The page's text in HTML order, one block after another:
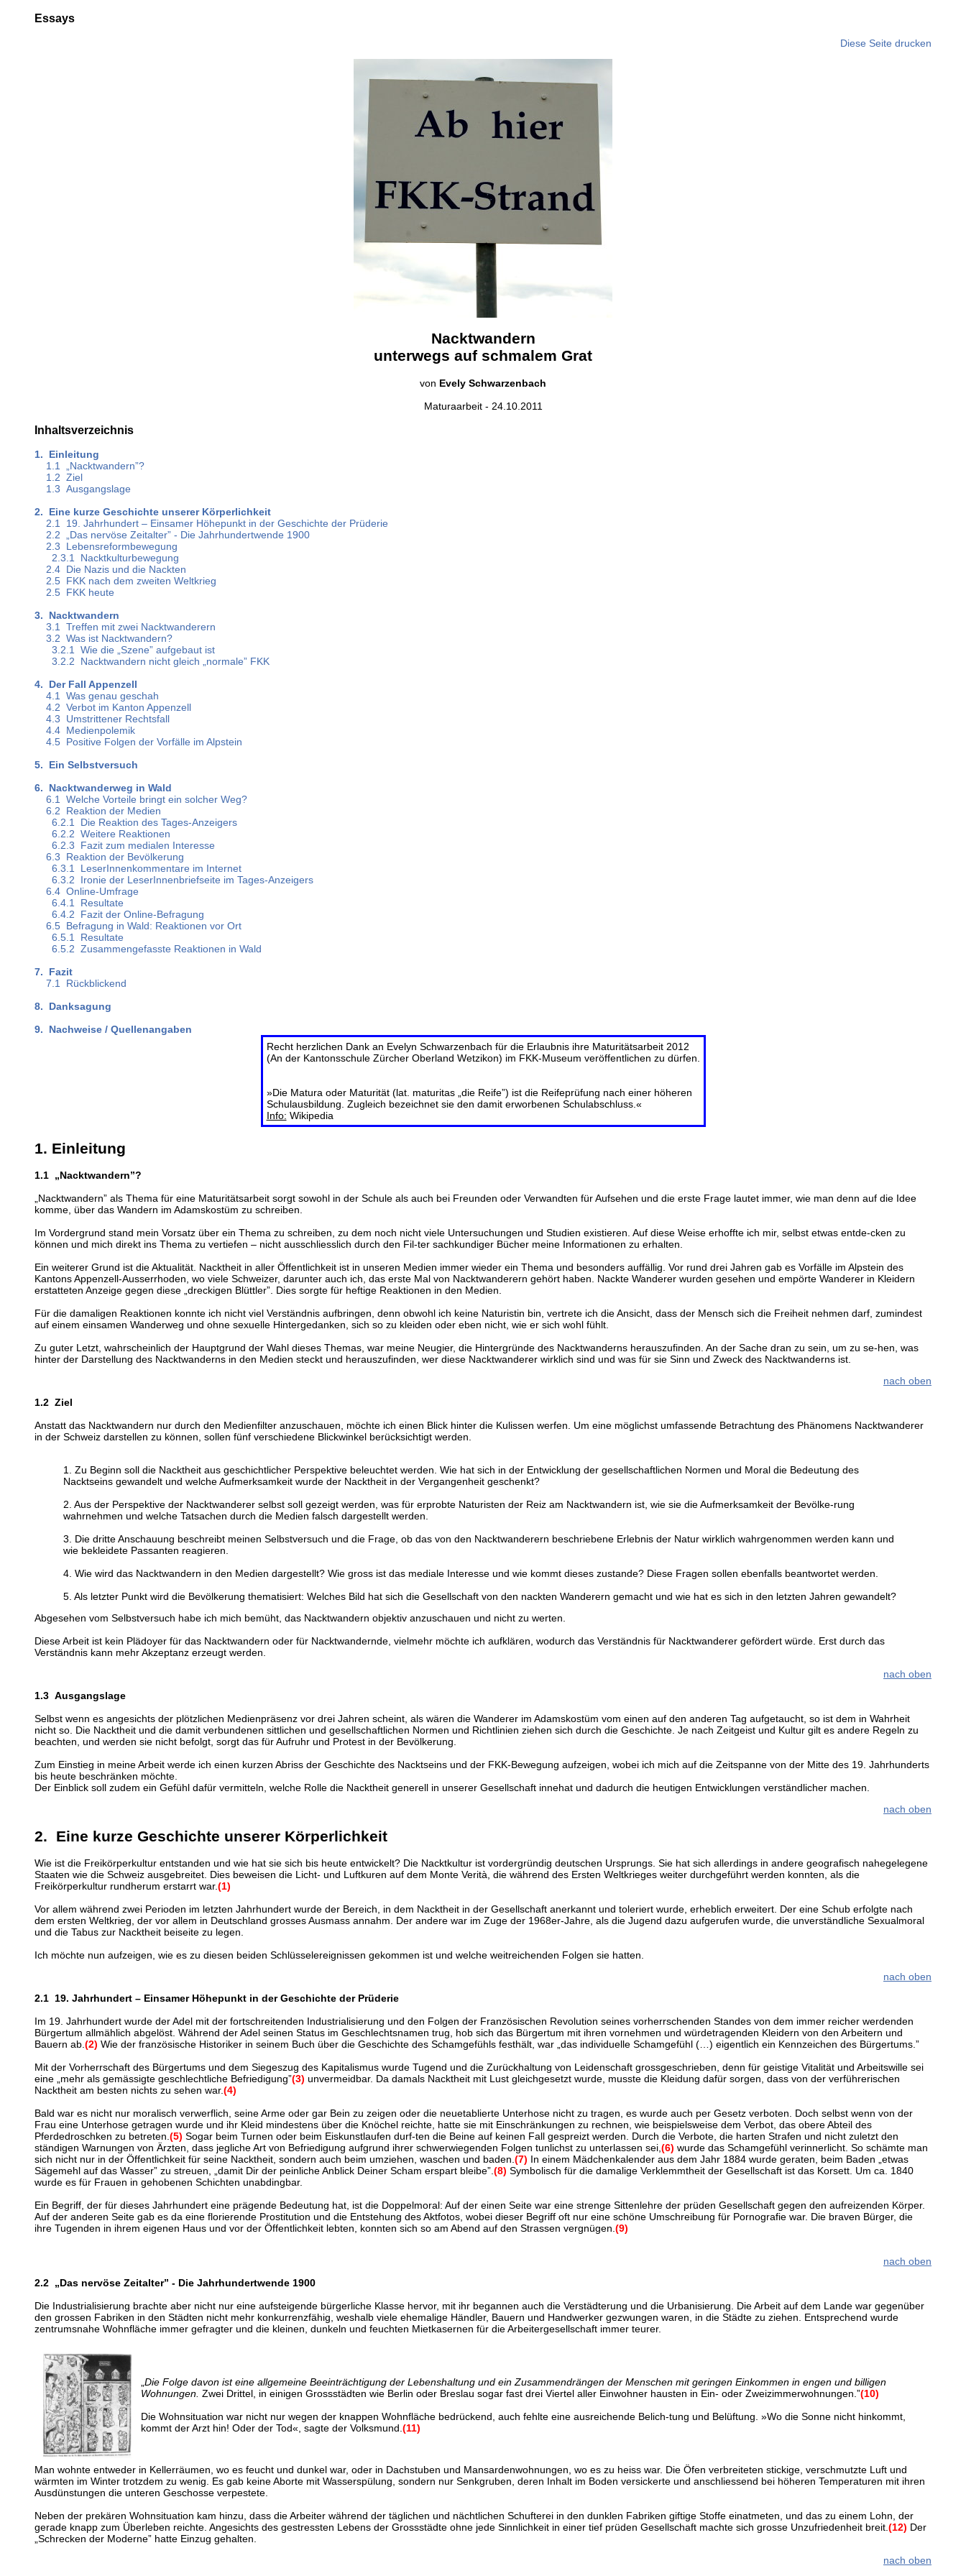
Essays
Diese Seite drucken
Nacktwandern
unterwegs auf schmalem Grat
von Evely Schwarzenbach
Maturaarbeit - 24.10.2011
Inhaltsverzeichnis
1. Einleitung
1.1 „Nacktwandern”?
1.2 Ziel
1.3 Ausgangslage
2. Eine kurze Geschichte unserer Körperlichkeit
2.1 19. Jahrhundert – Einsamer Höhepunkt in der Geschichte der Prüderie
2.2 „Das nervöse Zeitalter” - Die Jahrhundertwende 1900
2.3 Lebensreformbewegung
2.3.1 Nacktkulturbewegung
2.4 Die Nazis und die Nackten
2.5 FKK nach dem zweiten Weltkrieg
2.5 FKK heute
3. Nacktwandern
3.1 Treffen mit zwei Nacktwanderern
3.2 Was ist Nacktwandern?
3.2.1 Wie die „Szene” aufgebaut ist
3.2.2 Nacktwandern nicht gleich „normale” FKK
4. Der Fall Appenzell
4.1 Was genau geschah
4.2 Verbot im Kanton Appenzell
4.3 Umstrittener Rechtsfall
4.4 Medienpolemik
4.5 Positive Folgen der Vorfälle im Alpstein
5. Ein Selbstversuch
6. Nacktwanderweg in Wald
6.1 Welche Vorteile bringt ein solcher Weg?
6.2 Reaktion der Medien
6.2.1 Die Reaktion des Tages-Anzeigers
6.2.2 Weitere Reaktionen
6.2.3 Fazit zum medialen Interesse
6.3 Reaktion der Bevölkerung
6.3.1 LeserInnenkommentare im Internet
6.3.2 Ironie der LeserInnenbriefseite im Tages-Anzeigers
6.4 Online-Umfrage
6.4.1 Resultate
6.4.2 Fazit der Online-Befragung
6.5 Befragung in Wald: Reaktionen vor Ort
6.5.1 Resultate
6.5.2 Zusammengefasste Reaktionen in Wald
7. Fazit
7.1 Rückblickend
8. Danksagung
9. Nachweise / Quellenangaben
Recht herzlichen Dank an Evelyn Schwarzenbach für die Erlaubnis ihre Maturitätsarbeit 2012
(An der Kantonsschule Zürcher Oberland Wetzikon) im FKK-Museum veröffentlichen zu dürfen.
»Die Matura oder Maturität (lat. maturitas „die Reife”) ist die Reifeprüfung nach einer höheren
Schulausbildung. Zugleich bezeichnet sie den damit erworbenen Schulabschluss.«
Info: Wikipedia
1. Einleitung
1.1 „Nacktwandern”?
„Nacktwandern” als Thema für eine Maturitätsarbeit sorgt sowohl in der Schule als auch bei Freunden oder Verwandten für Aufsehen und die erste Frage lautet immer, wie man denn auf die Idee
komme, über das Wandern im Adamskostüm zu schreiben.
Im Vordergrund stand mein Vorsatz über ein Thema zu schreiben, zu dem noch nicht viele Untersuchungen und Studien existieren. Auf diese Weise erhoffte ich mir, selbst etwas entde-cken zu
können und mich direkt ins Thema zu vertiefen – nicht ausschliesslich durch den Fil-ter sachkundiger Bücher meine Informationen zu erhalten.
Ein weiterer Grund ist die Aktualität. Nacktheit in aller Öffentlichkeit ist in unseren Medien immer wieder ein Thema und besonders auffällig. Vor rund drei Jahren gab es Vorfälle im Alpstein des
Kantons Appenzell-Ausserrhoden, wo viele Schweizer, darunter auch ich, das erste Mal von Nacktwanderern gehört haben. Nackte Wanderer wurden gesehen und empörte Wanderer in Kleidern
erstatteten Anzeige gegen diese „dreckigen Blüttler”. Dies sorgte für heftige Reaktionen in den Medien.
Für die damaligen Reaktionen konnte ich nicht viel Verständnis aufbringen, denn obwohl ich keine Naturistin bin, vertrete ich die Ansicht, dass der Mensch sich die Freiheit nehmen darf, zumindest
auf einem einsamen Wanderweg und ohne sexuelle Hintergedanken, sich so zu kleiden oder eben nicht, wie er sich wohl fühlt.
Zu guter Letzt, wahrscheinlich der Hauptgrund der Wahl dieses Themas, war meine Neugier, die Hintergründe des Nacktwanderns herauszufinden. An der Sache dran zu sein, um zu se-hen, was
hinter der Darstellung des Nacktwanderns in den Medien steckt und herauszufinden, wer diese Nacktwanderer wirklich sind und was für sie Sinn und Zweck des Nacktwanderns ist.
nach oben
1.2 Ziel
Anstatt das Nacktwandern nur durch den Medienfilter anzuschauen, möchte ich einen Blick hinter die Kulissen werfen. Um eine möglichst umfassende Betrachtung des Phänomens Nacktwanderer
in der Schweiz darstellen zu können, sollen fünf verschiedene Blickwinkel berücksichtigt werden.
1. Zu Beginn soll die Nacktheit aus geschichtlicher Perspektive beleuchtet werden. Wie hat sich in der Entwicklung der gesellschaftlichen Normen und Moral die Bedeutung des
Nacktseins gewandelt und welche Aufmerksamkeit wurde der Nacktheit in der Vergangenheit geschenkt?
2. Aus der Perspektive der Nacktwanderer selbst soll gezeigt werden, was für erprobte Naturisten der Reiz am Nacktwandern ist, wie sie die Aufmerksamkeit der Bevölke-rung
wahrnehmen und welche Tatsachen durch die Medien falsch dargestellt werden.
3. Die dritte Anschauung beschreibt meinen Selbstversuch und die Frage, ob das von den Nacktwanderern beschriebene Erlebnis der Natur wirklich wahrgenommen werden kann und
wie bekleidete Passanten reagieren.
4. Wie wird das Nacktwandern in den Medien dargestellt? Wie gross ist das mediale Interesse und wie kommt dieses zustande? Diese Fragen sollen ebenfalls beantwortet werden.
5. Als letzter Punkt wird die Bevölkerung thematisiert: Welches Bild hat sich die Gesellschaft von den nackten Wanderern gemacht und wie hat es sich in den letzten Jahren gewandelt?
Abgesehen vom Selbstversuch habe ich mich bemüht, das Nacktwandern objektiv anzuschauen und nicht zu werten.
Diese Arbeit ist kein Plädoyer für das Nacktwandern oder für Nacktwandernde, vielmehr möchte ich aufklären, wodurch das Verständnis für Nacktwanderer gefördert würde. Erst durch das
Verständnis kann mehr Akzeptanz erzeugt werden.
nach oben
1.3 Ausgangslage
Selbst wenn es angesichts der plötzlichen Medienpräsenz vor drei Jahren scheint, als wären die Wanderer im Adamskostüm vom einen auf den anderen Tag aufgetaucht, so ist dem in Wahrheit
nicht so. Die Nacktheit und die damit verbundenen sittlichen und gesellschaftlichen Normen und Richtlinien ziehen sich durch die Geschichte. Je nach Zeitgeist und Kultur gilt es andere Regeln zu
beachten, und werden sie nicht befolgt, sorgt das für Aufruhr und Protest in der Bevölkerung.
Zum Einstieg in meine Arbeit werde ich einen kurzen Abriss der Geschichte des Nacktseins und der FKK-Bewegung aufzeigen, wobei ich mich auf die Zeitspanne von der Mitte des 19. Jahrhunderts
bis heute beschränken möchte.
Der Einblick soll zudem ein Gefühl dafür vermitteln, welche Rolle die Nacktheit generell in unserer Gesellschaft innehat und dadurch die heutigen Entwicklungen verständlicher machen.
nach oben
2. Eine kurze Geschichte unserer Körperlichkeit
Wie ist die Freikörperkultur entstanden und wie hat sie sich bis heute entwickelt? Die Nacktkultur ist vordergründig deutschen Ursprungs. Sie hat sich allerdings in andere geografisch nahegelegene
Staaten wie die Schweiz ausgebreitet. Dies beweisen die Licht- und Luftkuren auf dem Monte Verità, die während des Ersten Weltkrieges weiter durchgeführt werden konnten, als die
Freikörperkultur rundherum erstarrt war.(1)
Vor allem während zwei Perioden im letzten Jahrhundert wurde der Bereich, in dem Nacktheit in der Gesellschaft anerkannt und toleriert wurde, erheblich erweitert. Der eine Schub erfolgte nach
dem ersten Weltkrieg, der vor allem in Deutschland grosses Ausmass annahm. Der andere war im Zuge der 1968er-Jahre, als die Jugend dazu aufgerufen wurde, die unverständliche Sexualmoral
und die Tabus zur Nacktheit beiseite zu legen.
Ich möchte nun aufzeigen, wie es zu diesen beiden Schlüsselereignissen gekommen ist und welche weitreichenden Folgen sie hatten.
nach oben
2.1 19. Jahrhundert – Einsamer Höhepunkt in der Geschichte der Prüderie
Im 19. Jahrhundert wurde der Adel mit der fortschreitenden Industrialisierung und den Folgen der Französischen Revolution seines vorherrschenden Standes von dem immer reicher werdenden
Bürgertum allmählich abgelöst. Während der Adel seinen Status im Geschlechtsnamen trug, hob sich das Bürgertum mit ihren vornehmen und würdetragenden Kleidern von den Arbeitern und
Bauern ab. (2) Wie der französische Historiker in seinem Buch über die Geschichte des Schamgefühls festhält, war „das individuelle Schamgefühl (…) eigentlich ein Kennzeichen des Bürgertums.”
Mit der Vorherrschaft des Bürgertums und dem Siegeszug des Kapitalismus wurde Tugend und die Zurückhaltung von Leidenschaft grossgeschrieben, denn für geistige Vitalität und Arbeitswille sei
eine „mehr als gemässigte geschlechtliche Befriedigung”(3) unvermeidbar. Da damals Nacktheit mit Lust gleichgesetzt wurde, musste die Kleidung dafür sorgen, dass von der verführerischen
Nacktheit am besten nichts zu sehen war.(4)
Bald war es nicht nur moralisch verwerflich, seine Arme oder gar Bein zu zeigen oder die neuetablierte Unterhose nicht zu tragen, es wurde auch per Gesetz verboten. Doch selbst wenn von der
Frau eine Unterhose getragen wurde und ihr Kleid mindestens über die Knöchel reichte, hatte sie mit Einschränkungen zu rechnen, wie beispielsweise dem Verbot, das obere Abteil des
Pferdedroschken zu betreten. (5) Sogar beim Turnen oder beim Eiskunstlaufen durf-ten die Beine auf keinen Fall gespreizt werden. Durch die Verbote, die harten Strafen und nicht zuletzt den
ständigen Warnungen von Ärzten, dass jegliche Art von Befriedigung aufgrund ihrer schwerwiegenden Folgen tunlichst zu unterlassen sei, (6) wurde das Schamgefühl verinnerlicht. So schämte man
sich nicht nur in der Öffentlichkeit für seine Nacktheit, sondern auch beim umziehen, waschen und baden. (7) In einem Mädchenkalender aus dem Jahr 1884 wurde geraten, beim Baden „etwas
Sägemehl auf das Wasser” zu streuen, „damit Dir der peinliche Anblick Deiner Scham erspart bleibe”. (8) Symbolisch für die damalige Verklemmtheit der Gesellschaft ist das Korsett. Um ca. 1840
wurde es für Frauen in gehobenen Schichten unabdingbar.
Ein Begriff, der für dieses Jahrhundert eine prägende Bedeutung hat, ist die Doppelmoral: Auf der einen Seite war eine strenge Sittenlehre der prüden Gesellschaft gegen den aufreizenden Körper.
Auf der anderen Seite gab es da eine florierende Prostitution und die Entstehung des Aktfotos, wobei dieser Begriff oft nur eine schöne Umschreibung für Pornografie war. Die braven Bürger, die
ihre Tugenden in ihrem eigenen Haus und vor der Öffentlichkeit lebten, konnten sich so am Abend auf den Strassen vergnügen. (9)
nach oben
2.2 „Das nervöse Zeitalter” - Die Jahrhundertwende 1900
Die Industrialisierung brachte aber nicht nur eine aufsteigende bürgerliche Klasse hervor, mit ihr begannen auch die Verstädterung und die Urbanisierung. Die Arbeit auf dem Lande war gegenüber
den grossen Fabriken in den Städten nicht mehr konkurrenzfähig, weshalb viele ehemalige Händler, Bauern und Handwerker gezwungen waren, in die Städte zu ziehen. Entsprechend wurde
zentrumsnahe Wohnfläche immer gefragter und die kleinen, dunkeln und feuchten Mietkasernen für die Arbeitergesellschaft immer teurer.
Die Folge davon ist eine allgemeine Beeinträchtigung der Lebenshaltung und ein Zusammendrängen der Menschen mit geringen Einkommen in engen und billigen
Wohnungen. Zwei Drittel, in einigen Grossstädten wie Berlin oder Breslau sogar fast drei Viertel aller Einwohner hausten in Ein- oder Zweizimmerwohnungen.”(10)
Die Wohnsituation war nicht nur wegen der knappen Wohnfläche bedrückend, auch fehlte eine ausreichende Belich-tung und Belüftung. »Wo die Sonne nicht hinkommt,
kommt der Arzt hin! Oder der Tod«, sagte der Volksmund. (11)
Man wohnte entweder in Kellerräumen, wo es feucht und dunkel war, oder in Dachstuben und Mansardenwohnungen, wo es zu heiss war. Die Öfen verbreiteten stickige, verschmutzte Luft und
wärmten im Winter trotzdem zu wenig. Es gab keine Aborte mit Wasserspülung, sondern nur Senkgruben, deren Inhalt im Boden versickerte und anschliessend bei höheren Temperaturen mit ihren
Ausdünstungen die unteren Geschosse verpestete.
Neben der prekären Wohnsituation kam hinzu, dass die Arbeiter während der täglichen und nächtlichen Schufterei in den dunklen Fabriken giftige Stoffe einatmeten, und das zu einem Lohn, der
gerade knapp zum Überleben reichte. Angesichts des gestressten Lebens der Grossstädte ohne jede Sinnlichkeit in einer tief prüden Gesellschaft machte sich grosse Unzufriedenheit breit. (12) Der
„Schrecken der Moderne” hatte Einzug gehalten.
nach oben